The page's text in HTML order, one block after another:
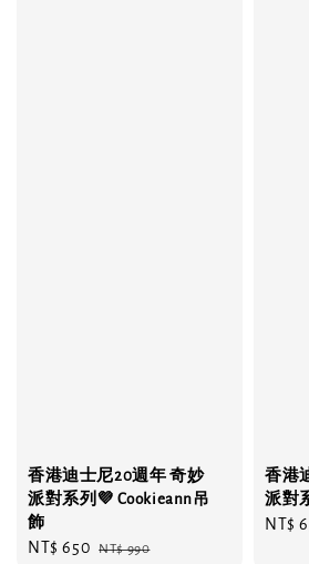
香港迪士尼20週年 奇妙
派對系列💜 Cookieann吊
飾
Sale
NT$ 650 Regular
NT$ 990
香港
派對
Sale
NT$